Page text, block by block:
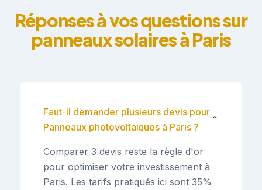
Réponses à vos questions sur
panneaux solaires à Paris
Faut-il demander plusieurs devis pour
Panneaux photovoltaïques à Paris ?
⌄
Comparer 3 devis reste la règle d'or
pour optimiser votre investissement à
Paris. Les tarifs pratiqués ici sont 35%